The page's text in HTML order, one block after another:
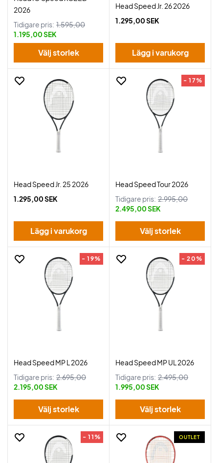
2026
Tidigare pris: 1.595,00
1.195,00 SEK
Välj storlek
Head Speed Jr. 26 2026
1.295,00 SEK
Lägg i varukorg
Head Speed Jr. 25 2026
1.295,00 SEK
Lägg i varukorg
- 17%
Head Speed Tour 2026
Tidigare pris: 2.995,00
2.495,00 SEK
Välj storlek
- 19%
Head Speed MP L 2026
Tidigare pris: 2.695,00
2.195,00 SEK
Välj storlek
- 20%
Head Speed MP UL 2026
Tidigare pris: 2.495,00
1.995,00 SEK
Välj storlek
- 11% OUTLET